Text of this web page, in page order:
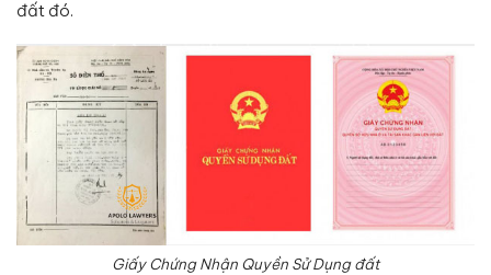
đất đó.
Giấy Chứng Nhận Quyền Sử Dụng đất